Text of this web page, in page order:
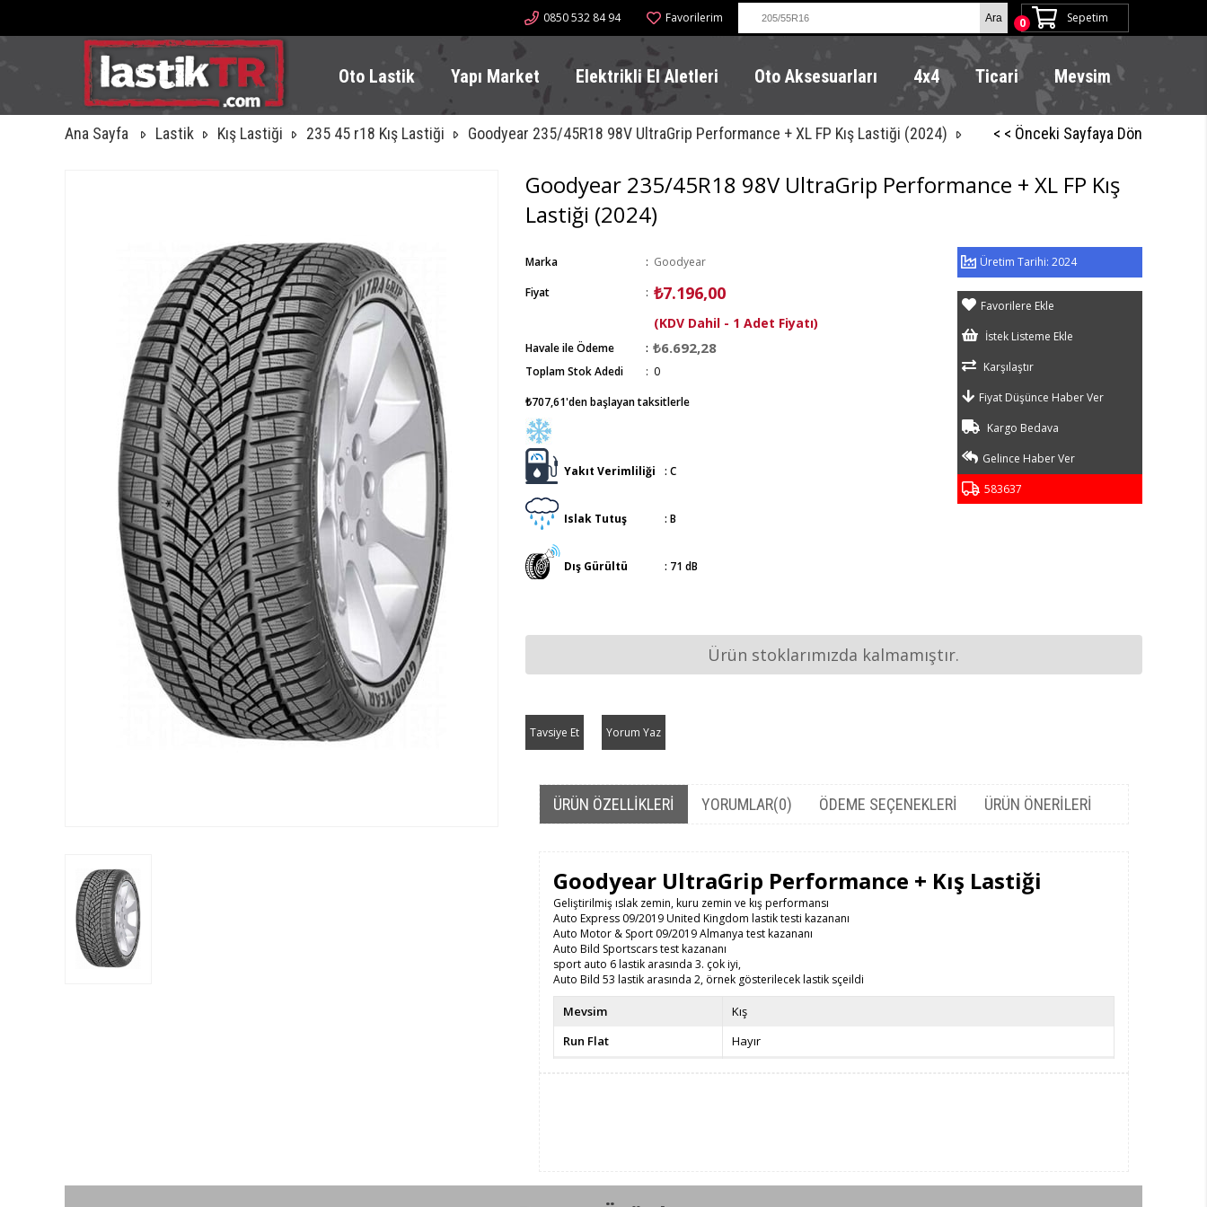
Sepetim
0
Favorilerim
0850 532 84 94
Oto Lastik Yapı Market Elektrikli El Aletleri Oto Aksesuarları 4x4 Ticari Mevsim
Ana Sayfa Lastik Kış Lastiği 235 45 r18 Kış Lastiği Goodyear 235/45R18 98V UltraGrip Performance + XL FP Kış Lastiği (2024) < < Önceki Sayfaya Dön
Goodyear 235/45R18 98V UltraGrip Performance + XL FP Kış
Lastiği (2024)
Marka : Goodyear
Fiyat
: ₺7.196,00
(KDV Dahil - 1 Adet Fiyatı)
Havale ile Ödeme ₺6.692,28
Toplam Stok Adedi : 0
₺707,61'den başlayan taksitlerle
Yakıt Verimliliği : C
Islak Tutuş : B
Dış Gürültü : 71 dB
2024
Favorilere Ekle
İstek Listeme Ekle
Karşılaştır
Fiyat Düşünce Haber Ver
Kargo Bedava
Gelince Haber Ver
583637
Ürün stoklarımızda kalmamıştır.
Tavsiye Et Yorum Yaz
ÜRÜN ÖZELLIKLERI YORUMLAR(0) ÖDEME SEÇENEKLERI ÜRÜN ÖNERILERI
Goodyear UltraGrip Performance + Kış Lastiği
Geliştirilmiş ıslak zemin, kuru zemin ve kış performansı
Auto Express 09/2019 United Kingdom lastik testi kazananı
Auto Motor & Sport 09/2019 Almanya test kazananı
Auto Bild Sportscars test kazananı
sport auto 6 lastik arasında 3. çok iyi,
Auto Bild 53 lastik arasında 2, örnek gösterilecek lastik sçeildi
Mevsim
Kış
Run Flat
Hayır
Hız Endeksi
V - 240 km/s